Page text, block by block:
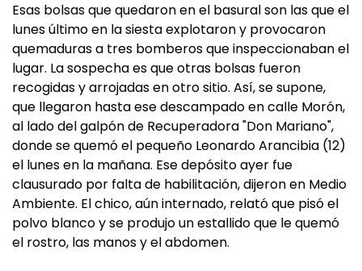
Esas bolsas que quedaron en el basural son las que el
lunes último en la siesta explotaron y provocaron
quemaduras a tres bomberos que inspeccionaban el
lugar. La sospecha es que otras bolsas fueron
recogidas y arrojadas en otro sitio. Así, se supone,
que llegaron hasta ese descampado en calle Morón,
al lado del galpón de Recuperadora "Don Mariano",
donde se quemó el pequeño Leonardo Arancibia (12)
el lunes en la mañana. Ese depósito ayer fue
clausurado por falta de habilitación, dijeron en Medio
Ambiente. El chico, aún internado, relató que pisó el
polvo blanco y se produjo un estallido que le quemó
el rostro, las manos y el abdomen.